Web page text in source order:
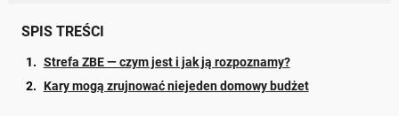
SPIS TREŚCI
Strefa ZBE — czym jest i jak ją rozpoznamy?
Kary mogą zrujnować niejeden domowy budżet